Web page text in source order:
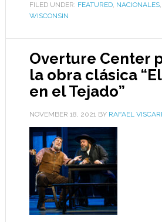
FILED UNDER: FEATURED, NACIONALES,
WISCONSIN
Overture Center
la obra clásica
en el Tejado”
NOVEMBER 18, 2021BY RAFAEL